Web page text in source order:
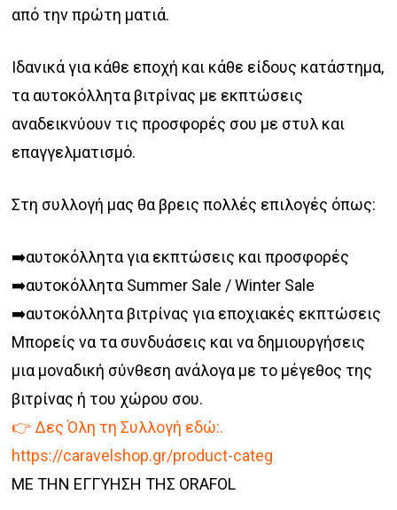
από την πρώτη ματιά.
Ιδανικά για κάθε εποχή και κάθε είδους κατάστημα,
τα αυτοκόλλητα βιτρίνας με εκπτώσεις
αναδεικνύουν τις προσφορές σου με στυλ και
επαγγελματισμό.
Στη συλλογή μας θα βρεις πολλές επιλογές όπως:
➡️αυτοκόλλητα για εκπτώσεις και προσφορές
➡️αυτοκόλλητα Summer Sale / Winter Sale
➡️αυτοκόλλητα βιτρίνας για εποχιακές εκπτώσεις
Μπορείς να τα συνδυάσεις και να δημιουργήσεις
μια μοναδική σύνθεση ανάλογα με το μέγεθος της
βιτρίνας ή του χώρου σου.
👉 Δες Όλη τη Συλλογή εδώ:.
https://caravelshop.gr/product-categ
ΜΕ ΤΗΝ ΕΓΓΥΗΣΗ ΤΗΣ ORAFOL